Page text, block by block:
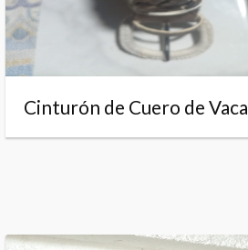
Cinturón de Cuero de Vaca